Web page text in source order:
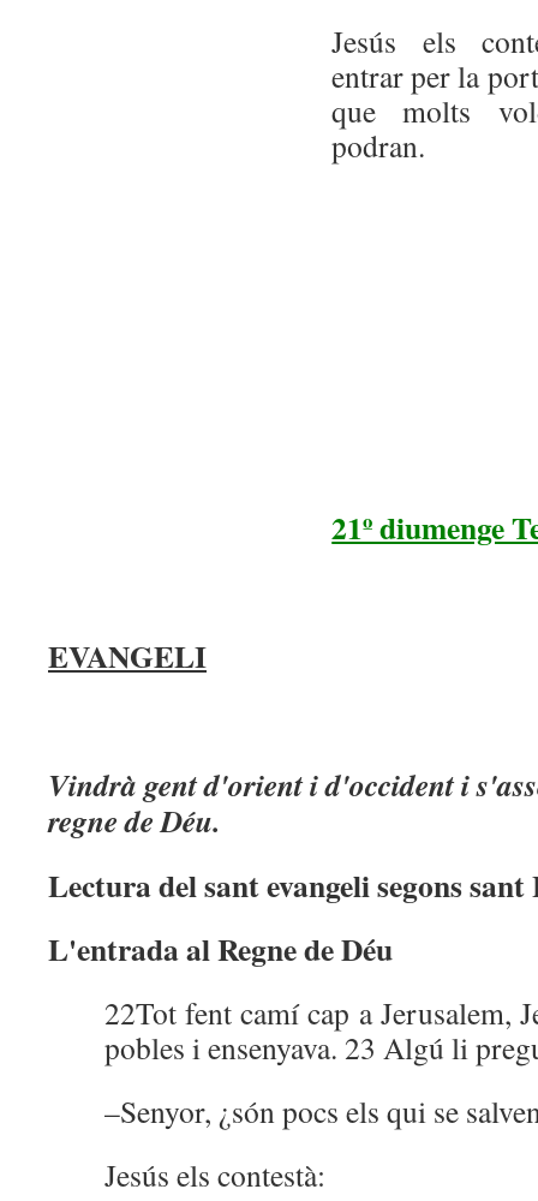
Jesús els
entrar per la
que molts
podran.
21º diumenge
EVANGELI
Vindrà gent d'orient i d'occident i
regne de Déu.
Lectura del sant evangeli segons
L'entrada al Regne de Déu
22Tot fent camí cap a Jerusalem,
pobles i ensenyava. 23 Algú li
–Senyor, ¿són pocs els qui se
Jesús els contestà: